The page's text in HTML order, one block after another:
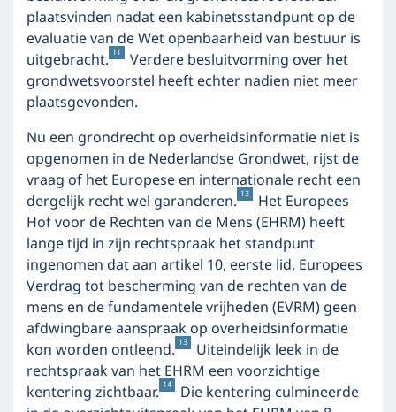
plaatsvinden nadat een kabinetsstandpunt op de
evaluatie van de Wet openbaarheid van bestuur is
uitgebracht. 11
Verdere besluitvorming over het
grondwetsvoorstel heeft echter nadien niet meer
plaatsgevonden.
Nu een grondrecht op overheidsinformatie niet is
opgenomen in de Nederlandse Grondwet, rijst de
vraag of het Europese en internationale recht een
dergelijk recht wel garanderen. 12
Het Europees
Hof voor de Rechten van de Mens (EHRM) heeft
lange tijd in zijn rechtspraak het standpunt
ingenomen dat aan artikel 10, eerste lid, Europees
Verdrag tot bescherming van de rechten van de
mens en de fundamentele vrijheden (EVRM) geen
afdwingbare aanspraak op overheidsinformatie
kon worden ontleend. 13
Uiteindelijk leek in de
rechtspraak van het EHRM een voorzichtige
kentering zichtbaar. 14
Die kentering culmineerde